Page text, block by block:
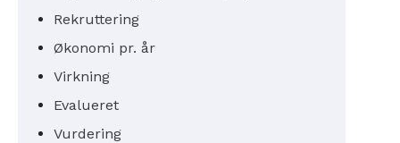
Rekruttering
Økonomi pr. år
Virkning
Evalueret
Vurdering